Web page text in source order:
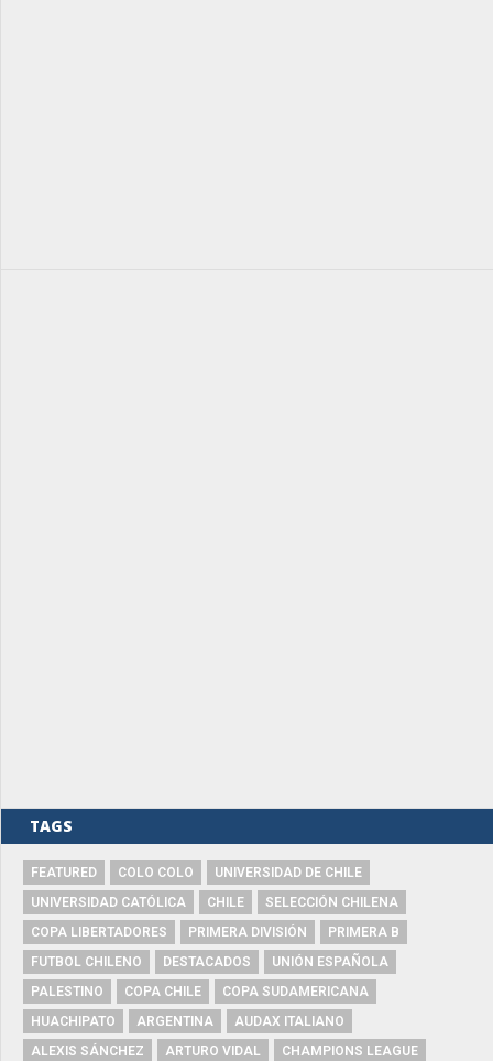
TAGS
FEATURED COLO COLO
UNIVERSIDAD DE CHILE
UNIVERSIDAD CATÓLICA
CHILE
SELECCIÓN CHILENA
COPA LIBERTADORES
PRIMERA DIVISIÓN
PRIMERA B
FUTBOL CHILENO
DESTACADOS
UNIÓN ESPAÑOLA
PALESTINO
COPA CHILE
COPA SUDAMERICANA
HUACHIPATO
ARGENTINA
AUDAX ITALIANO
ALEXIS SÁNCHEZ
ARTURO VIDAL
CHAMPIONS LEAGUE